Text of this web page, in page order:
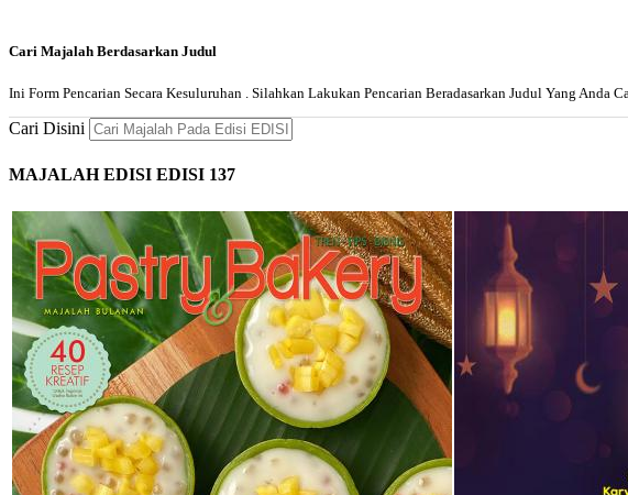
Cari Majalah Berdasarkan Judul
Ini Form Pencarian Secara Kesuluruhan . Silahkan Lakukan Pencarian Beradasarkan Judul Yang
Cari Disini
MAJALAH EDISI EDISI 137